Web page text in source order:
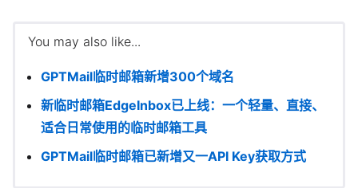
You may also like...
GPTMail临时邮箱新增300个域名
新临时邮箱EdgeInbox已上线：一个轻量、直接、
适合日常使用的临时邮箱工具
GPTMail临时邮箱已新增又一API Key获取方式